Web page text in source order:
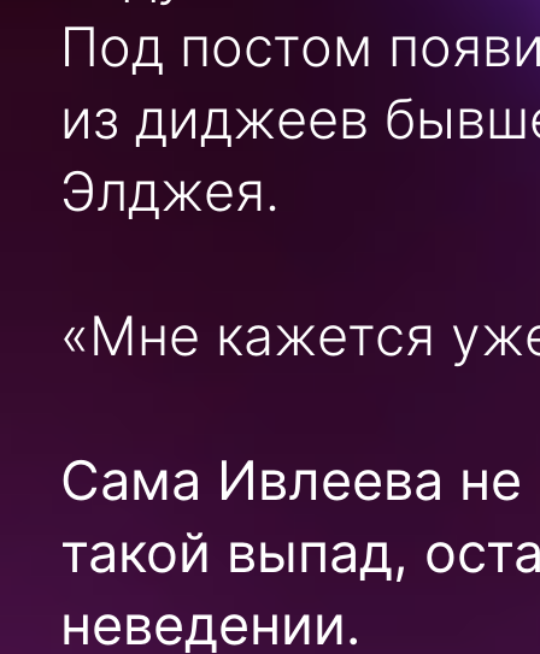
Под постом
из диджеев
Элджея.
«Мне кажется
Сама Ивлеева не
такой выпад,
неведении.